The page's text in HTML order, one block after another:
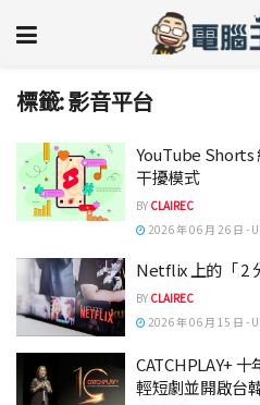
標籤:影音平台
YouTube Shorts
干擾模式
BY CLAIREC
2026 年 06 月 26 日 -
Netflix 上的「 2
BY CLAIREC
2026 年 06 月 15 日 -
CATCHPLAY+
輕短劇並開啟台